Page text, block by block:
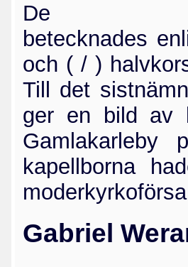
De
betecknades
och ( / )
Till det
ger en bild av
Gamlakarleby
kapellborna
Gabriel